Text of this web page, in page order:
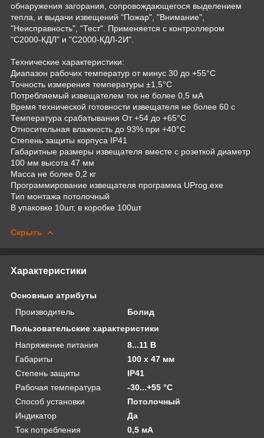
обнаружения загорания, сопровождающегося выделением
тепла, и выдачи извещений "Пожар", "Внимание",
"Неисправность", "Тест". Применяется с контроллером
"С2000-КДЛ" и "С2000-КДЛ-2И".
Технические характеристики:
Диапазон рабочих температур от минус 30 до +55°C
Точность измерения температуры ±1,5°C
Потребляемый извещателем ток не более 0,5 мА
Время технической готовности извещателя не более 60 с
Температура срабатывания От +54 до +65°C
Относительная влажность до 93% при +40°C
Степень защиты корпуса IР41
Габаритные размеры извещателя вместе с розеткой диаметр
100 мм высота 47 мм
Масса не более 0,2 кг
Программирование извещателя программа UProg.exe
Тип монтажа потолочный
В упаковке 10шт, в коробке 100шт
Скрыть
Характеристики
Основные атрибуты
Производитель
Болид
Пользовательские характеристики
Напряжение питания
8...11 В
Габариты
100 х 47 мм
Степень защиты
IP41
Рабочая температура
-30...+55 °С
Способ установки
Потолочный
Индикатор
Да
Ток потребления
0,5 мА